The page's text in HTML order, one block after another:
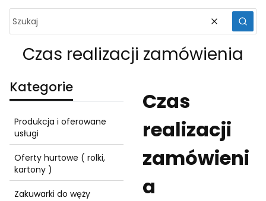
Wyczyść
Czas realizacji zamówienia
Kategorie
Produkcja i oferowane
usługi
Oferty hurtowe ( rolki,
kartony )
Zakuwarki do węży
Czas
realizacji
zamówieni
a